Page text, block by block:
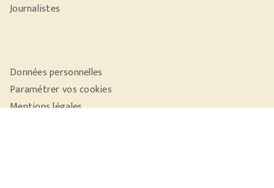
Journalistes
Données personnelles
Paramétrer vos cookies
Mentions légales